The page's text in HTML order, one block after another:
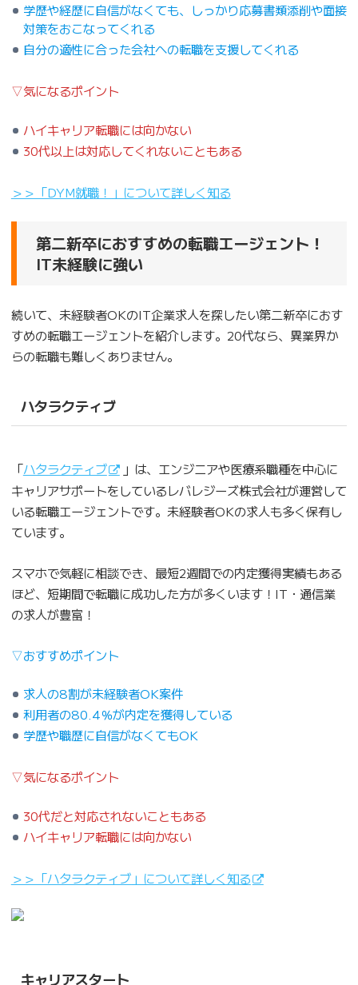
学歴や経歴に自信がなくても、しっかり応募書類添削や面接
対策をおこなってくれる
自分の適性に合った会社への転職を支援してくれる
▽気になるポイント
ハイキャリア転職には向かない
30代以上は対応してくれないこともある
＞＞「DYM就職！」について詳しく知る
第二新卒におすすめの転職エージェント！
IT未経験に強い
続いて、未経験者OKのIT企業求人を探したい第二新卒におす
すめの転職エージェントを紹介します。20代なら、異業界か
らの転職も難しくありません。
ハタラクティブ
「ハタラクティブ
」は、エンジニアや医療系職種を中心に
キャリアサポートをしているレバレジーズ株式会社が運営して
いる転職エージェントです。未経験者OKの求人も多く保有し
ています。
スマホで気軽に相談でき、最短2週間での内定獲得実績もある
ほど、短期間で転職に成功した方が多くいます！IT・通信業
の求人が豊富！
▽おすすめポイント
求人の8割が未経験者OK案件
利用者の80.4％が内定を獲得している
学歴や職歴に自信がなくてもOK
▽気になるポイント
30代だと対応されないこともある
ハイキャリア転職には向かない
＞＞「ハタラクティブ」について詳しく知る
キャリアスタート